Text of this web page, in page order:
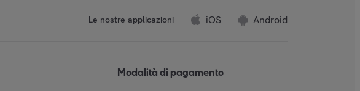
Le nostre applicazioni iOS Android
Modalità di pagamento